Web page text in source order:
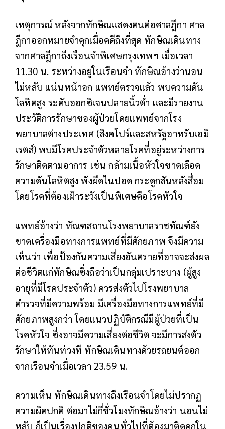
เหตุการณ์ หลังจากทักษิณแสดงตนต่อศาลฎีกา ศาล
ฎีกาออกหมายจำคุกเมื่อคดีถึงที่สุด ทักษิณเดินทาง
จากศาลฎีกาถึงเรือนจำพิเศษกรุงเทพฯ เมื่อเวลา
11.30 น. ระหว่างอยู่ในเรือนจำ ทักษิณอ้างว่านอน
ไม่หลับ แน่นหน้าอก แพทย์ตรวจแล้ว พบความดัน
โลหิตสูง ระดับออกซิเจนปลายนิ้วต่ำ และมีรายงาน
ประวัติการรักษาของผู้ป่วยโดยแพทย์จากโรง
พยาบาลต่างประเทศ (สิงคโปร์และสหรัฐอาหรับเอมิ
เรตส์) พบมีโรคประจำตัวหลายโรคที่อยู่ระหว่างการ
รักษาติดตามอาการ เช่น กล้ามเนื้อหัวใจขาดเลือด
ความดันโลหิตสูง พังผืดในปอด กระดูกสันหลังสื่อม
โดยโรคที่ต้องเฝ้าระวังเป็นพิเศษคือโรคหัวใจ
แพทย์อ้างว่า ทัณฑสถานโรงพยาบาลราชทัณฑ์ยัง
ขาดเครื่องมือทางการแพทย์ที่มีศักยภาพ จึงมีความ
เห็นว่า เพื่อป้องกันความเสี่ยงอันตรายที่อาจจะส่งผล
ต่อชีวิตแก่ทักษิณซึ่งถือว่าเป็นกลุ่มเปราะบาง (ผู้สูง
อายุที่มีโรคประจำตัว) ควรส่งตัวไปโรงพยาบาล
ตำรวจที่มีความพร้อม มีเครื่องมือทางการแพทย์ที่มี
ศักยภาพสูงกว่า โดยแนวปฏิบัติกรณีมีผู้ป่วยที่เป็น
โรคหัวใจ ซึ่งอาจมีความเสี่ยงต่อชีวิต จะมีการส่งตัว
รักษาให้ทันท่วงที ทักษิณเดินทางด้วยรถยนต์ออก
จากเรือนจำเมื่อเวลา 23.59 น.
ความเห็น ทักษิณเดินทางถึงเรือนจำโดยไม่ปรากฏ
ความผิดปกติ ต่อมาไม่กี่ชั่วโมงทักษิณอ้างว่า นอนไม่
หลับ ก็เป็นเรื่องปกติของคนทั่วไปที่ต้องมาติดคุกใน